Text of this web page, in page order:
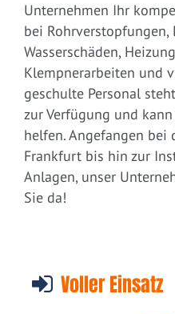
Unternehmen Ihr
bei Rohrverstopfungen,
Wasserschäden,
Klempnerarbeiten und
geschulte Personal
zur Verfügung und
helfen. Angefangen bei
Frankfurt bis hin zur
Anlagen, unser
Sie da!
Voller Einsatz